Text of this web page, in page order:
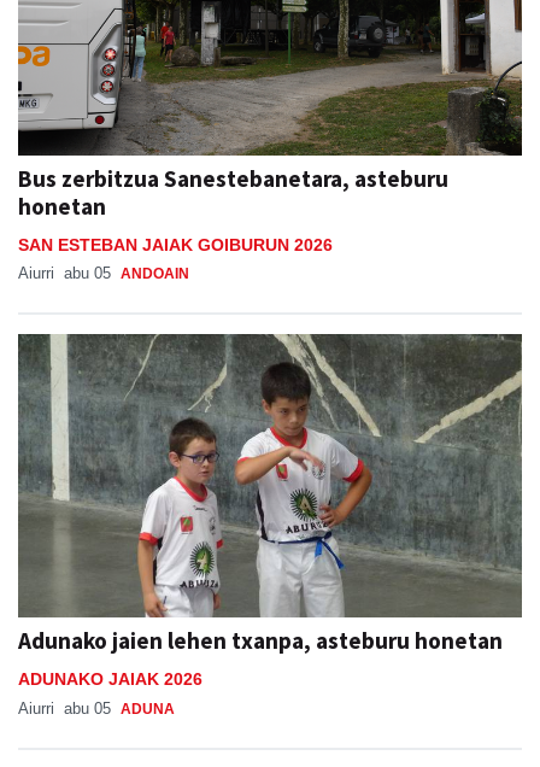
Bus zerbitzua Sanestebanetara, asteburu
honetan
SAN ESTEBAN JAIAK GOIBURUN 2026
Aiurri abu 05 ANDOAIN
Adunako jaien lehen txanpa, asteburu honetan
ADUNAKO JAIAK 2026
Aiurri abu 05 ADUNA